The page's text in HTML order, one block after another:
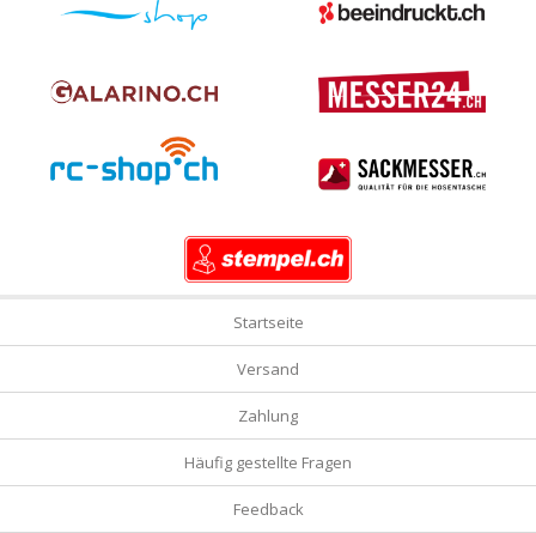
Startseite
Versand
Zahlung
Häufig gestellte Fragen
Feedback